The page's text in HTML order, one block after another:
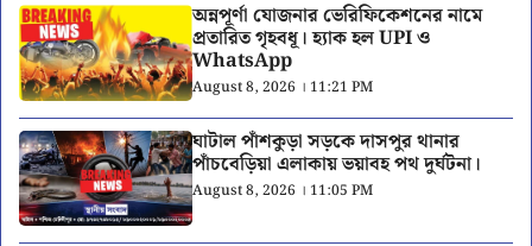
অন্নপূর্ণা যোজনার ভেরিফিকেশনের নামে
প্রতারিত গৃহবধূ। হ্যাক হল UPI ও
WhatsApp
August 8, 2026 । 11:21 PM
ঘাটাল পাঁশকুড়া সড়কে দাসপুর থানার
পাঁচবেড়িয়া এলাকায় ভয়াবহ পথ দুর্ঘটনা।
August 8, 2026 । 11:05 PM